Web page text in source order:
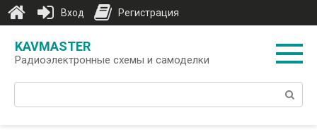
контенту
KAVMASTER
Радиоэлектронные схемы и самоделки
Поиск:
Вход Регистрация